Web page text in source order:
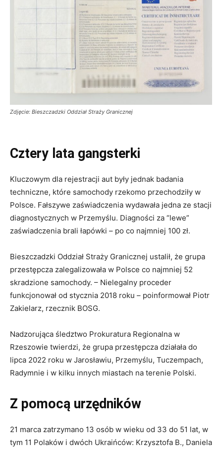
Zdjęcie: Bieszczadzki Oddział Straży Granicznej
Cztery lata gangsterki
Kluczowym dla rejestracji aut były jednak badania
techniczne, które samochody rzekomo przechodziły w
Polsce. Fałszywe zaświadczenia wydawała jedna ze stacji
diagnostycznych w Przemyślu. Diagności za “lewe”
zaświadczenia brali łapówki – po co najmniej 100 zł.
Bieszczadzki Oddział Straży Granicznej ustalił, że grupa
przestępcza zalegalizowała w Polsce co najmniej 52
skradzione samochody. – Nielegalny proceder
funkcjonował od stycznia 2018 roku – poinformował Piotr
Zakielarz, rzecznik BOSG.
Nadzorująca śledztwo Prokuratura Regionalna w
Rzeszowie twierdzi, że grupa przestępcza działała do
lipca 2022 roku w Jarosławiu, Przemyślu, Tuczempach,
Radymnie i w kilku innych miastach na terenie Polski.
Z pomocą urzędników
21 marca zatrzymano 13 osób w wieku od 33 do 51 lat, w
tym 11 Polaków i dwóch Ukraińców: Krzysztofa B., Daniela